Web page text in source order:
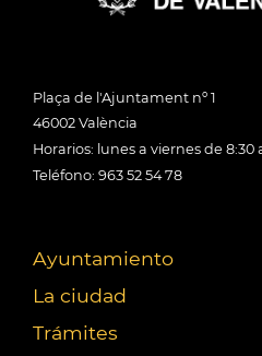
Plaça de l'Ajuntament nº 1
46002 València
Horarios: lunes a viernes de 8:30
Teléfono: 963 52 54 78
Ayuntamiento
La ciudad
Trámites